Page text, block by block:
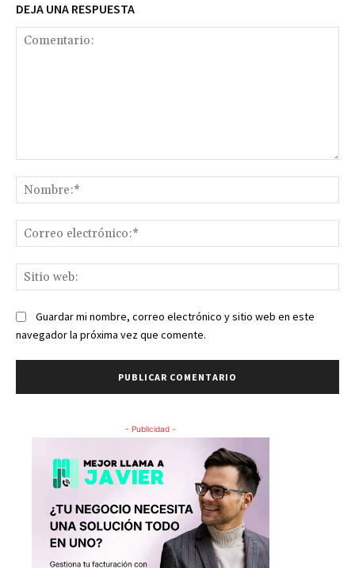
DEJA UNA RESPUESTA
Guardar mi nombre, correo electrónico y sitio web en este
navegador la próxima vez que comente.
- Publicidad -